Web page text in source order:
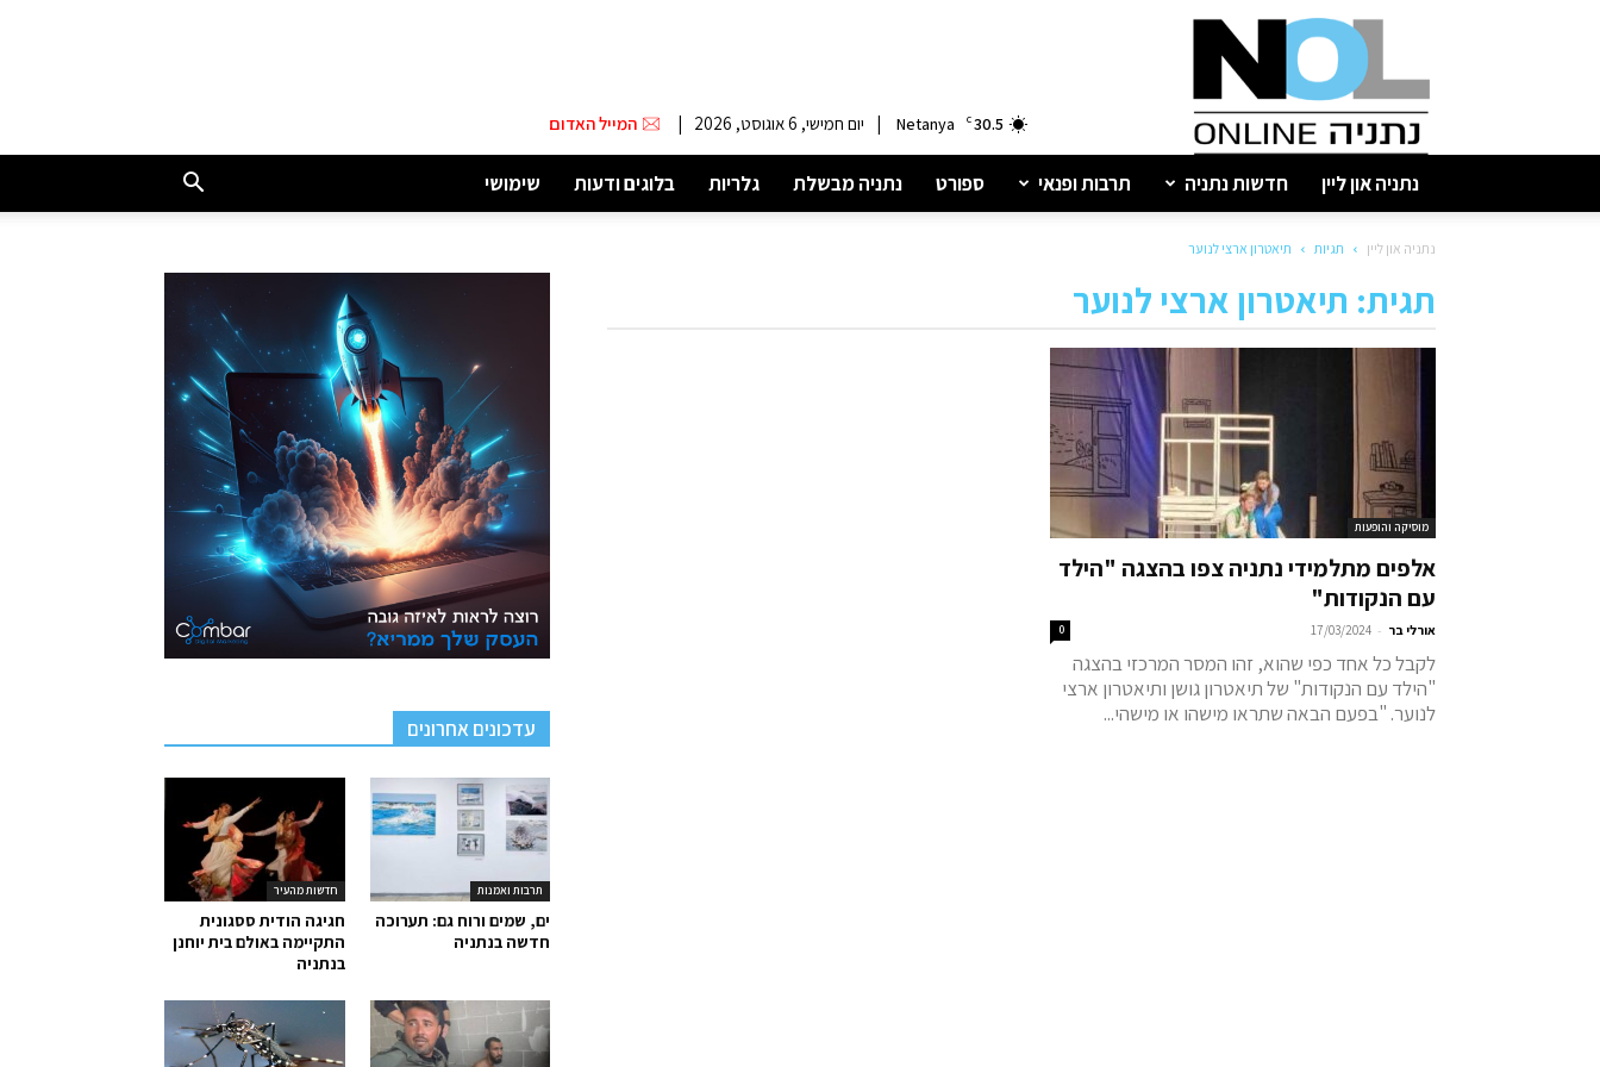
נתניה
30.5
C
Netanya
| יום חמישי, 6 אוגוסט, 2026 | המייל האדום
נתניה און ליין חדשות נתניה תרבות ופנאי ספורט נתניה מבשלת גלריות בלוגים ודעות שימושי
נתניה און ליין תגיות תיאטרון ארצי לנוער
תגית: תיאטרון ארצי לנוער
מוסיקה והופעות
אלפים מתלמידי נתניה צפו בהצגה "הילד
עם הנקודות"
אורלי בר -
17/03/2024
0
לקבל כל אחד כפי שהוא, זהו המסר המרכזי בהצגה
"הילד עם הנקודות" של תיאטרון גושן ותיאטרון ארצי
לנוער. "בפעם הבאה שתראו מישהו או מישהי...
עדכונים אחרונים
חדשות מהעיר
חגיגה הודית ססגונית
התקיימה באולם בית יוחנן
בנתניה
תרבות ואמנות
ים, שמים ורוח גם: תערוכה
חדשה בנתניה